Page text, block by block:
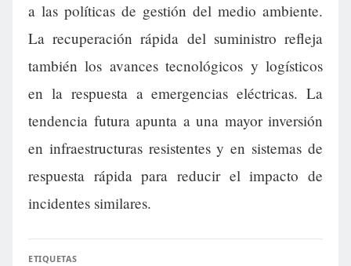
a las políticas de gestión del medio ambiente.
La recuperación rápida del suministro refleja
también los avances tecnológicos y logísticos
en la respuesta a emergencias eléctricas. La
tendencia futura apunta a una mayor inversión
en infraestructuras resistentes y en sistemas de
respuesta rápida para reducir el impacto de
incidentes similares.
ETIQUETAS